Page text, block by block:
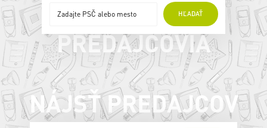
HĽADAŤ
ONLINE
PREDAJCOVIA
NÁJSŤ PREDAJCOV